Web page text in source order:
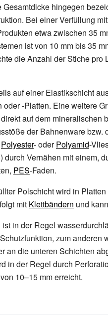
Gesamtdicke hingegen
Bei einer Verfüllung
etwa zwischen 35
ist von 10 mm bis 35
die Anzahl der Stiche
auf einer Elastikschicht
-Platten. Eine weitere
auf dem mineralischen
der Bahnenware
Polyester- oderPolyamid-
durch Vernähen mit einem,
PES-Faden.
Polschicht wird in Platten
mit Klettbändern und
in der Regel
zum anderen
an die unteren Schichten
in der Regel durch
10–15 mm erreicht.